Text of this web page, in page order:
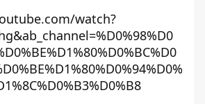
watch?